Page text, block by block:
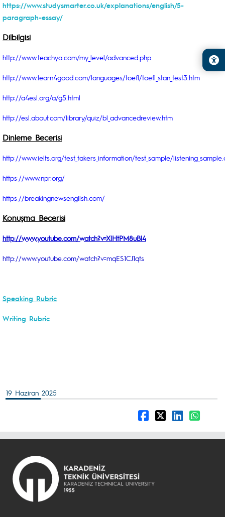
https://www.studysmarter.co.uk/explanations/english/5-
paragraph-essay/
Dilbilgisi
http://www.teachya.com/my_level/advanced.php
http://www.learn4good.com/languages/toefl/toefl_stan_test3.htm
http://a4esl.org/a/g5.html
http://esl.about.com/library/quiz/bl_advancedreview.htm
Dinleme Becerisi
http://www.ielts.org/test_takers_information/test_sample/
https://www.npr.org/
https://breakingnewsenglish.com/
Konuşma Becerisi
http://www.youtube.com/watch?v=XlHtPM8uBl4
http://www.youtube.com/watch?v=mqES1CJ1qts
Speaking Rubric
Writing Rubric
19 Haziran 2025